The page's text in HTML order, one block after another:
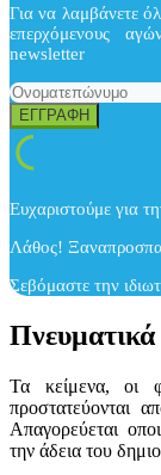
Για να λαμβάνετε
επερχόμενους
newsletter
Ευχαριστούμε για
Λάθος!
Σεβόμαστε την
Τα κείμενα, οι
προστατεύονται
Απαγορεύεται
την άδεια του